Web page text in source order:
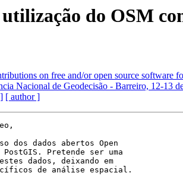
do OSM
on free and/or open source software
Nacional de Geodecisão - Barreiro, 12-13
[ author ]
dos dados abertos Open
PostGIS. Pretende ser uma
dados, deixando em
de análise espacial.